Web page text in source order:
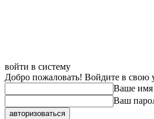
войти в систему
Добро пожаловать! Войдите в свою
Ваше имя
Ваш